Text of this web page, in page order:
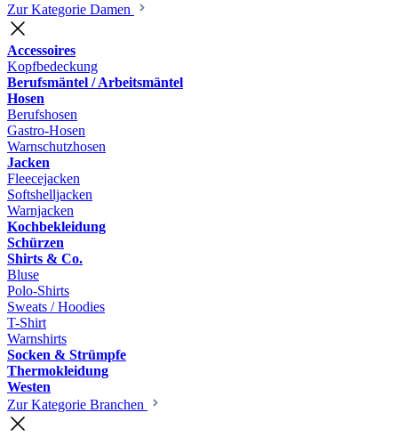
Zur Kategorie Damen
Accessoires
Kopfbedeckung
Berufsmäntel / Arbeitsmäntel
Hosen
Berufshosen
Gastro-Hosen
Warnschutzhosen
Jacken
Fleecejacken
Softshelljacken
Warnjacken
Kochbekleidung
Schürzen
Shirts & Co.
Bluse
Polo-Shirts
Sweats / Hoodies
T-Shirt
Warnshirts
Socken & Strümpfe
Thermokleidung
Westen
Zur Kategorie Branchen